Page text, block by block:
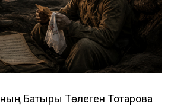
Батыры Төлеген Тоқтаровқа